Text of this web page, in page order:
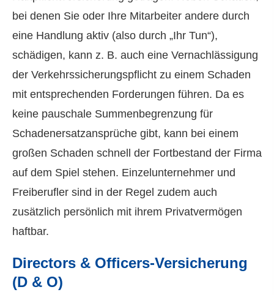
bei denen Sie oder Ihre Mitarbeiter andere durch
eine Handlung aktiv (also durch „Ihr Tun“),
schädigen, kann z. B. auch eine Vernachlässigung
der Verkehrssicherungspflicht zu einem Schaden
mit entsprechenden Forderungen führen. Da es
keine pauschale Summenbegrenzung für
Schadenersatzansprüche gibt, kann bei einem
großen Schaden schnell der Fortbestand der Firma
auf dem Spiel stehen. Einzelunternehmer und
Freiberufler sind in der Regel zudem auch
zusätzlich persönlich mit ihrem Privatvermögen
haftbar.
Directors & Officers-Versicherung
(D & O)